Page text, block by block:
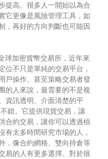
提高。很多人一開始以為合
它更像是風險管理工具，如
，再好的方向判斷也可能因
球加密貨幣交易所，近年來
位不只是單純的交易平台，
戶操作、甚至策略交易者發
的人來說，最需要的不是複
資訊透明、介面清楚的平
錯。它提供現貨交易，讓
合約交易，讓你可以透過槓
有太多時間研究市場的人，
，像合約網格、雙向持倉等
易的人有更多選擇。對於很